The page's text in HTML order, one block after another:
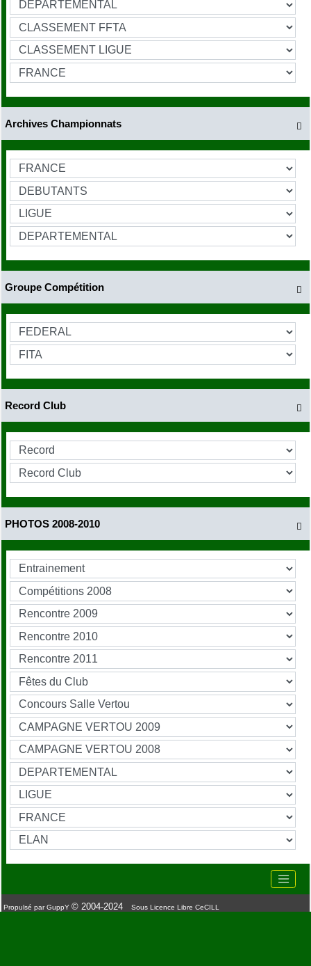

Archives Championnats

Groupe Compétition

Record Club

PHOTOS 2008-2010
Propulsé par GuppY © 2004-2024 Sous Licence Libre CeCILL